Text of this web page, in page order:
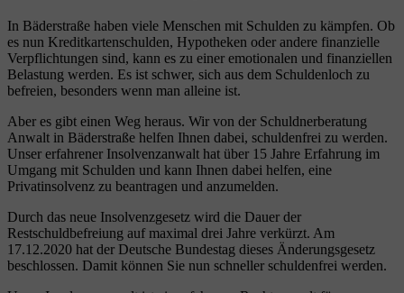
In Bäderstraße haben viele Menschen mit Schulden zu kämpfen. Ob
es nun Kreditkartenschulden, Hypotheken oder andere finanzielle
Verpflichtungen sind, kann es zu einer emotionalen und finanziellen
Belastung werden. Es ist schwer, sich aus dem Schuldenloch zu
befreien, besonders wenn man alleine ist.
Aber es gibt einen Weg heraus. Wir von der Schuldnerberatung
Anwalt in Bäderstraße helfen Ihnen dabei, schuldenfrei zu werden.
Unser erfahrener Insolvenzanwalt hat über 15 Jahre Erfahrung im
Umgang mit Schulden und kann Ihnen dabei helfen, eine
Privatinsolvenz zu beantragen und anzumelden.
Durch das neue Insolvenzgesetz wird die Dauer der
Restschuldbefreiung auf maximal drei Jahre verkürzt. Am
17.12.2020 hat der Deutsche Bundestag dieses Änderungsgesetz
beschlossen. Damit können Sie nun schneller schuldenfrei werden.